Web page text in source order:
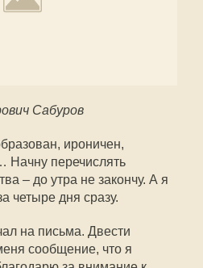
Сабуров
ироничен,
Начну перечислять
– до утра не закончу. А я
четыре дня сразу.
на письма. Двести
сообщение, что я